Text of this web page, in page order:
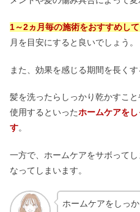
1～2ヵ月毎の施術をおすすめし
月を目安にすると良いでしょう。
また、効果を感じる期間を長くす
髪を洗ったらしっかり乾かすこ
使用するといったホームケアを
す。
一方で、ホームケアをサボって
なってしまいます。
ホームケアをしっ